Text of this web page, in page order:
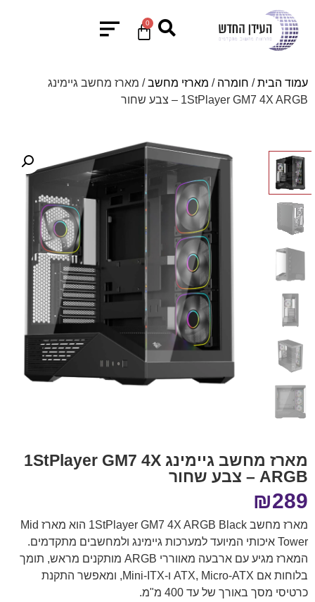
0
עמוד הבית/ חומרה / מארזי מחשב/ מארז מחשב גיימינג
1StPlayer GM7 4X ARGB – צבע שחור
מארז מחשב גיימינג 1StPlayer GM7 4X
ARGB – צבע שחור
₪289
מארז מחשב 1StPlayer GM7 4X ARGB Black הוא מארז Mid
Tower איכותי המיועד למערכות גיימינג ולמחשבים מתקדמים.
המארז מגיע עם ארבעה מאווררי ARGB מותקנים מראש, תומך
בלוחות אם ATX, Micro-ATX ו-Mini-ITX, ומאפשר התקנת
כרטיסי מסך באורך של עד 400 מ"מ.